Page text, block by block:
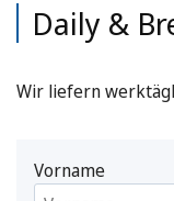
Daily &
Wir liefern
Vorname